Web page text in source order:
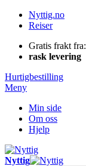
Nyttig.no
Reiser
Gratis frakt fra:
rask levering
Hurtigbestilling
Meny
Min side
Om oss
Hjelp
Nyttig